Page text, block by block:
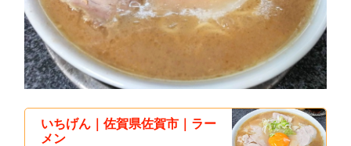
いちげん｜佐賀県佐賀市｜ラー
メン